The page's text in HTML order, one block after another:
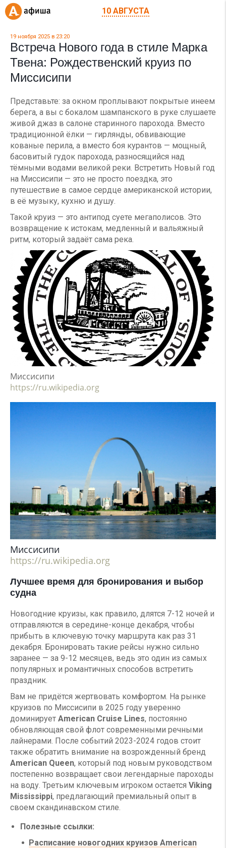
10 АВГУСТА
19 ноября 2025 в 23:20
Встреча Нового года в стиле Марка
Твена: Рождественский круиз по
Миссисипи
Представьте: за окном проплывают покрытые инеем
берега, а вы с бокалом шампанского в руке слушаете
живой джаз в салоне старинного парохода. Вместо
традиционной ёлки — гирлянды, обвивающие
кованые перила, а вместо боя курантов — мощный,
басовитый гудок парохода, разносящийся над
тёмными водами великой реки. Встретить Новый год
на Миссисипи — это не просто поездка, это
путешествие в самое сердце американской истории,
в её музыку, кухню и душу.
Такой круиз — это антипод суете мегаполисов. Это
возвращение к истокам, медленный и вальяжный
ритм, который задаёт сама река.
Миссисипи
https://ru.wikipedia.org
Миссисипи
https://ru.wikipedia.org
Лучшее время для бронирования и выбор
судна
Новогодние круизы, как правило, длятся 7-12 ночей и
отправляются в середине-конце декабря, чтобы
прибыть в ключевую точку маршрута как раз 31
декабря. Бронировать такие рейсы нужно сильно
заранее — за 9-12 месяцев, ведь это один из самых
популярных и романтичных способов встретить
праздник.
Вам не придётся жертвовать комфортом. На рынке
круизов по Миссисипи в 2025 году уверенно
доминирует American Cruise Lines, постоянно
обновляющая свой флот современными речными
лайнерами. После событий 2023-2024 годов стоит
также обратить внимание на возрожденный бренд
American Queen, который под новым руководством
постепенно возвращает свои легендарные пароходы
на воду. Третьим ключевым игроком остается Viking
Mississippi, предлагающий премиальный опыт в
своем скандинавском стиле.
Полезные ссылки:
Расписание новогодних круизов American